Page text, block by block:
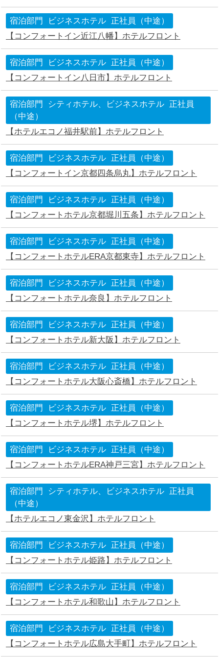
宿泊部門 ビジネスホテル
正社員（中途）
【コンフォートイン近江八幡】ホテルフロント
宿泊部門 ビジネスホテル
正社員（中途）
【コンフォートイン八日市】ホテルフロント
宿泊部門 シティホテル、ビジネスホテル
正社員
（中途）
【ホテルエコノ福井駅前】ホテルフロント
宿泊部門 ビジネスホテル
正社員（中途）
【コンフォートイン京都四条烏丸】ホテルフロント
宿泊部門 ビジネスホテル
正社員（中途）
【コンフォートホテル京都堀川五条】ホテルフロント
宿泊部門 ビジネスホテル
正社員（中途）
【コンフォートホテルERA京都東寺】ホテルフロント
宿泊部門 ビジネスホテル
正社員（中途）
【コンフォートホテル奈良】ホテルフロント
宿泊部門 ビジネスホテル
正社員（中途）
【コンフォートホテル新大阪】ホテルフロント
宿泊部門 ビジネスホテル
正社員（中途）
【コンフォートホテル大阪心斎橋】ホテルフロント
宿泊部門 ビジネスホテル
正社員（中途）
【コンフォートホテル堺】ホテルフロント
宿泊部門 ビジネスホテル
正社員（中途）
【コンフォートホテルERA神戸三宮】ホテルフロント
宿泊部門 シティホテル、ビジネスホテル
正社員
（中途）
【ホテルエコノ東金沢】ホテルフロント
宿泊部門 ビジネスホテル
正社員（中途）
【コンフォートホテル姫路】ホテルフロント
宿泊部門 ビジネスホテル
正社員（中途）
【コンフォートホテル和歌山】ホテルフロント
宿泊部門 ビジネスホテル
正社員（中途）
【コンフォートホテル広島大手町】ホテルフロント